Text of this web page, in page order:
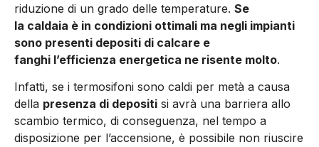
riduzione di un grado delle temperature. Se
la caldaia è in condizioni ottimali ma negli impianti
sono presenti depositi di calcare e
fanghi l’efficienza energetica ne risente molto.
Infatti, se i termosifoni sono caldi per metà a causa
della presenza di depositi si avrà una barriera allo
scambio termico, di conseguenza, nel tempo a
disposizione per l’accensione, è possibile non riuscire